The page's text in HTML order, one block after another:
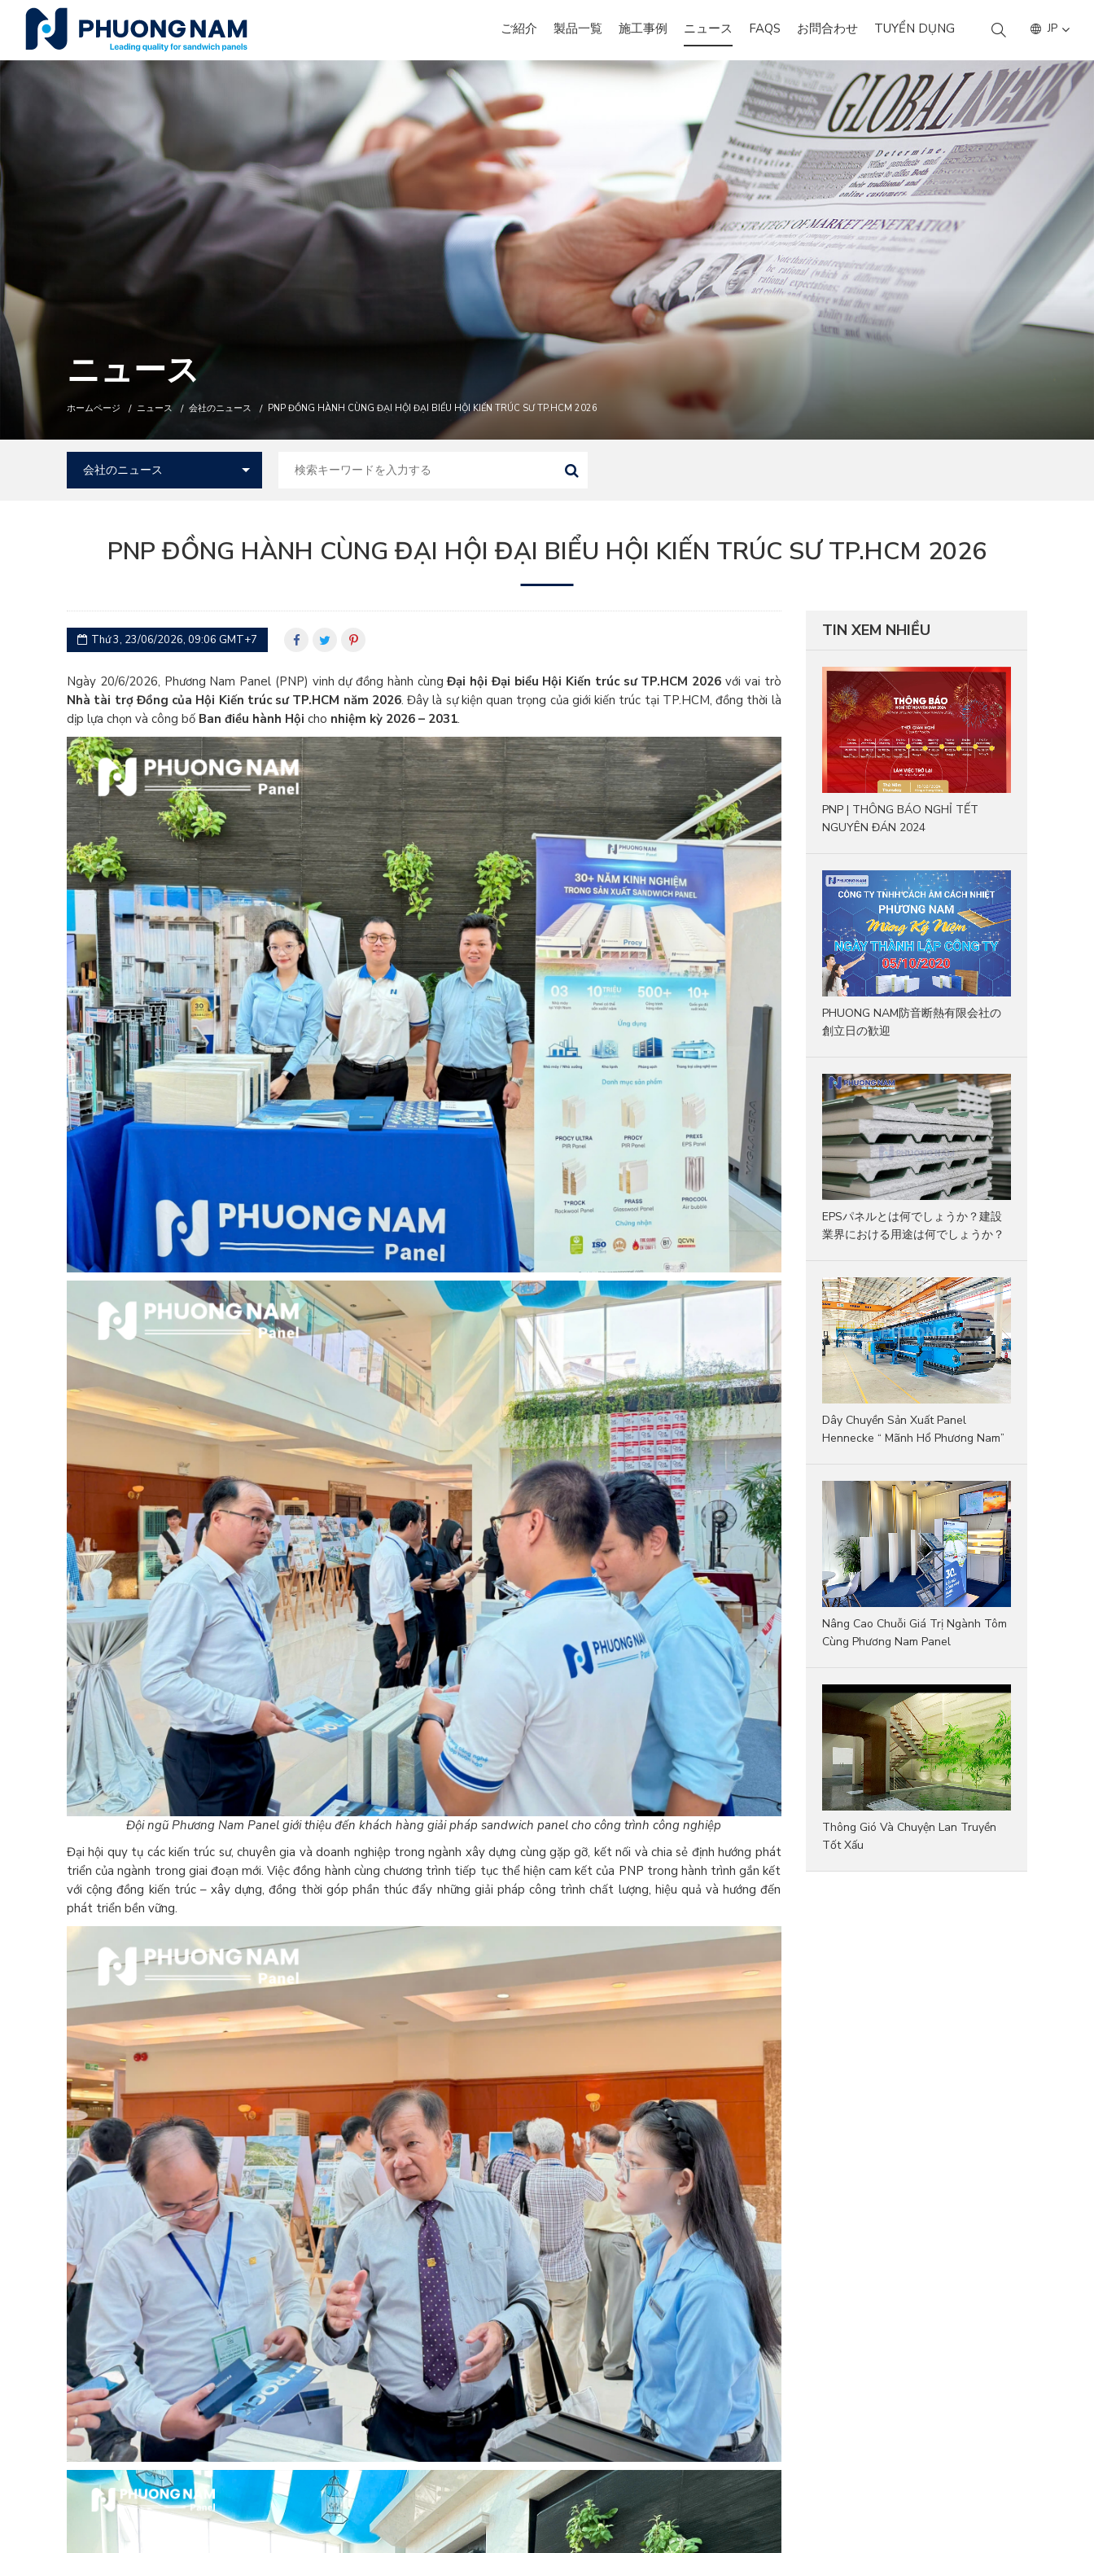
ご紹介 製品一覧 施工事例 ニュース FAQS お問合わせ TUYỂN DỤNG JP
ニュース
ホームページ ニュース 会社のニュース PNP ĐỒNG HÀNH CÙNG ĐẠI HỘI ĐẠI BIỂU HỘI KIẾN TRÚC SƯ TP.HCM 2026
PNP ĐỒNG HÀNH CÙNG ĐẠI HỘI ĐẠI BIỂU HỘI KIẾN TRÚC SƯ TP.HCM 2026
Thứ 3, 23/06/2026, 09:06 GMT+7
Ngày 20/6/2026, Phương Nam Panel (PNP) vinh dự đồng hành cùngĐại hội Đại biểu Hội Kiến trúc sư TP.HCM 2026 với vai trò
Nhà tài trợ Đồng của Hội Kiến trúc sư TP.HCM năm 2026. Đây là sự kiện quan trọng của giới kiến trúc tại TP.HCM, đồng thời là
dịp lựa chọn và công bố Ban điều hành Hội cho nhiệm kỳ 2026 – 2031.
Đội ngũ Phương Nam Panel giới thiệu đến khách hàng giải pháp sandwich panel cho công trình công nghiệp
Đại hội quy tụ các kiến trúc sư, chuyên gia và doanh nghiệp trong ngành xây dựng cùng gặp gỡ, kết nối và chia sẻ định hướng phát
triển của ngành trong giai đoạn mới. Việc đồng hành cùng chương trình tiếp tục thể hiện cam kết của PNP trong hành trình gắn kết
với cộng đồng kiến trúc – xây dựng, đồng thời góp phần thúc đẩy những giải pháp công trình chất lượng, hiệu quả và hướng đến
phát triển bền vững.
TIN XEM NHIỀU
PNP | THÔNG BÁO NGHỈ TẾT
NGUYÊN ĐÁN 2024
PHUONG NAM防音断熱有限会社の
創立日の歓迎
EPSパネルとは何でしょうか？建設
業界における用途は何でしょうか？
Dây Chuyền Sản Xuất Panel
Hennecke “ Mãnh Hổ Phương Nam”
Nâng Cao Chuỗi Giá Trị Ngành Tôm
Cùng Phương Nam Panel
Thông Gió Và Chuyện Lan Truyền
Tốt Xấu